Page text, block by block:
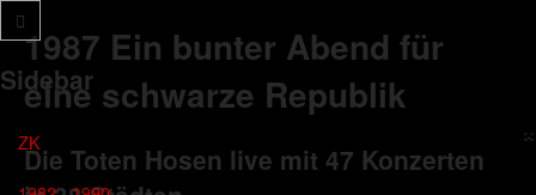
Sidebar
×
ZK
1987 Ein bunter Abend für
eine schwarze Republik
Die Toten Hosen live mit 47 Konzerten